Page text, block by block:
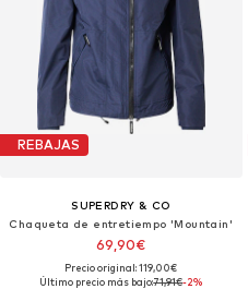
REBAJAS
SUPERDRY & CO
Chaqueta de entretiempo 'Mountain'
69,90€
Precio original: 119,00€
Último precio más bajo:71,91€-2%